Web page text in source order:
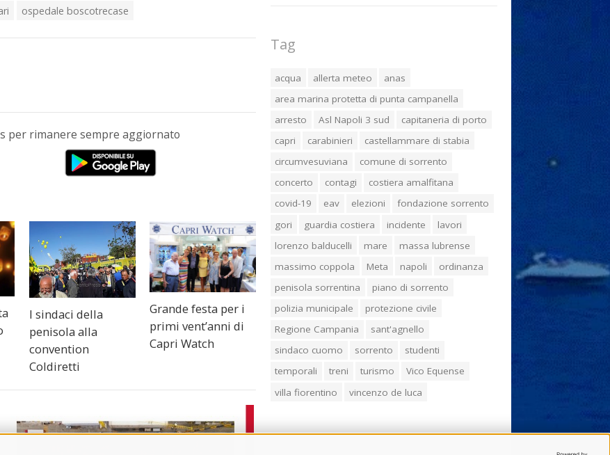
ospedale boscotrecase
per rimanere sempre aggiornato
I sindaci della
penisola alla
convention
Coldiretti
Grande festa per i
primi vent’anni di
Capri Watch
Tag
acqua allerta meteo
anas
area marina protetta di punta campanella
arresto
Asl Napoli 3 sud
capitaneria di porto
capri
carabinieri
castellammare di stabia
circumvesuviana
comune di sorrento
concerto
contagi
costiera amalfitana
covid-19
eav elezioni
fondazione sorrento
gori
guardia costiera incidente
lavori
lorenzo balducelli
mare
massa lubrense
massimo coppola
Meta napoli
ordinanza
penisola sorrentina
piano di sorrento
polizia municipale
protezione civile
Regione Campania
sant'agnello
sindaco cuomo
sorrento
studenti
temporali
treni turismo
Vico Equense
villa fiorentino
vincenzo de luca